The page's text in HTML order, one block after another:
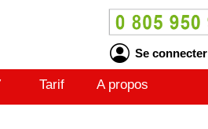
Se connecter
Tarif A propos